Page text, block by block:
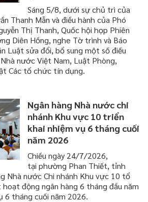
​​​​​​​Sáng 5/8, dưới sự chủ trì của
Thanh Mẫn và điều hành của Phó
Thị Thanh, Quốc hội họp Phiên
Diên Hồng, nghe Tờ trình và Báo
Luật sửa đổi, bổ sung một số điều
nước Việt Nam, Luật Phòng,
Các tổ chức tín dụng.
Ngân hàng Nhà nước chi
nhánh Khu vực 10 triển
khai nhiệm vụ 6 tháng cuối
năm 2026
Chiều ngày 24/7/2026,
tại phường Phan Thiết, tỉnh
Nhà nước Chi nhánh Khu vực 10 tổ
động ngân hàng 6 tháng đầu năm
6 tháng cuối năm 2026.